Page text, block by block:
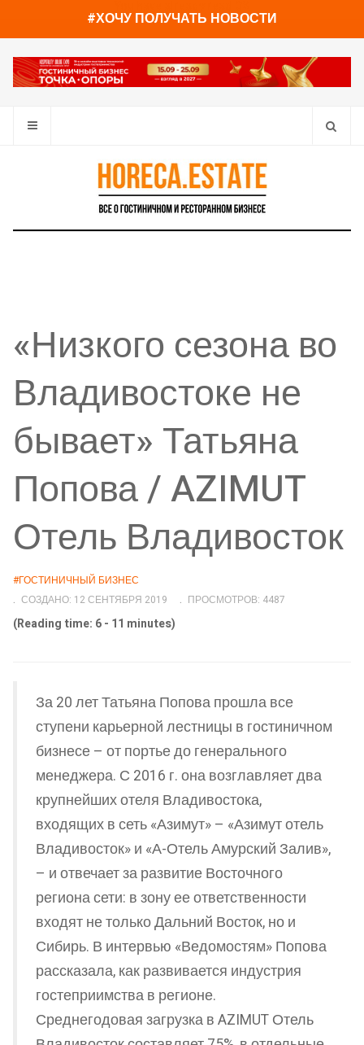
#ХОЧУ ПОЛУЧАТЬ НОВОСТИ
«Низкого сезона во
Владивостоке не
бывает» Татьяна
Попова / AZIMUT
Отель Владивосток
#ГОСТИНИЧНЫЙ БИЗНЕС
СОЗДАНО: 12 СЕНТЯБРЯ 2019
ПРОСМОТРОВ: 4487
(Reading time: 6 - 11 minutes)
За 20 лет Татьяна Попова прошла все
ступени карьерной лестницы в гостиничном
бизнесе – от портье до генерального
менеджера. С 2016 г. она возглавляет два
крупнейших отеля Владивостока,
входящих в сеть «Азимут» – «Азимут отель
Владивосток» и «А-Отель Амурский Залив»,
– и отвечает за развитие Восточного
региона сети: в зону ее ответственности
входят не только Дальний Восток, но и
Сибирь. В интервью «Ведомостям» Попова
рассказала, как развивается индустрия
гостеприимства в регионе.
Среднегодовая загрузка в AZIMUT Отель